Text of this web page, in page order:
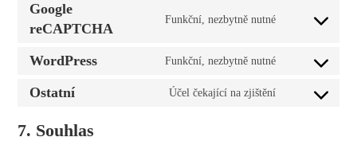
google-
service
Google
reCAPTCHA
Funkční, nezbytně nutné
Consent
service
google-
WordPress Funkční, nezbytně nutné
Consent
Ostatní Účel čekající na zjištění
Consent
7. Souhlas